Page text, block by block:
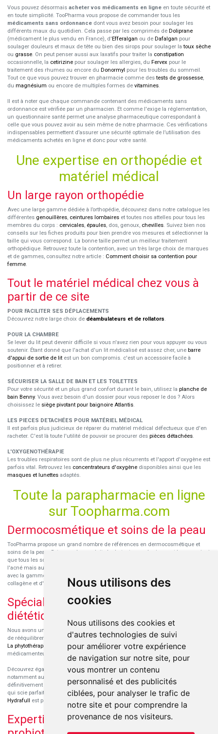
Nous utilisons des
cookies
Nous utilisons des cookies et
d'autres technologies de suivi
pour améliorer votre expérience
de navigation sur notre site, pour
vous montrer un contenu
personnalisé et des publicités
ciblées, pour analyser le trafic de
notre site et pour comprendre la
provenance de nos visiteurs.
Vous pouvez désormais acheter vos médicaments en ligne en toute sécurité et
en toute simplicité. TooPharma vous propose de commander tous les
médicaments sans ordonnance dont vous avez besoin pour soulager les
différents maux du quotidien. Cela passe par les comprimés de Doliprane
(médicament le plus vendu en France), d'Efferalgan ou de Dafalgan pour
soulager douleurs et maux de tête ou bien des sirops pour soulager latoux sèche
ou grasse. On peut penser aussi aux laxatifs pour traiter la constipation
occasionnelle, la cetirizine pour soulager les allergies, du Fervex pour le
traitement des rhumes ou encore du Donormyl pour les troubles du sommeil.
Tout ce que vous pouvez trouver en pharmacie comme destests de grossesse,
du magnésium ou encore de multiples formes de vitamines.
Il est à noter que chaque commande contenant des médicaments sans
ordonnance est vérifiée par un pharmacien. Et comme l'exige la réglementation,
un questionnaire santé permet une analyse pharmaceutique correspondant à
celle que vous pouvez avoir au sein même de notre pharmacie. Ces vérifications
indispensables permettent d’assurer une sécurité optimale de l’utilisation des
médicaments achetés en ligne et donc pour votre santé.
Une expertise en orthopédie et
matériel médical
Un large rayon orthopédie
Avec une large gamme dédiée à l’orthopédie, découvrez dans notre catalogue les
différentes genouillères, ceintures lombaires et toutes nos attelles pour tous les
membres du corps : cervicales, épaules, dos, genoux, chevilles. Suivez bien nos
conseils sur les fiches produits pour bien prendre vos mesures et sélectionner la
taille qui vous correspond. La bonne taille permet un meilleur traitement
orthopédique. Retrouvez toute la contention, avec un très large choix de marques
et de gammes, consultez notre article : Comment choisir sa contention pour
femme.
Tout le matériel médical chez vous à
partir de ce site
POUR FACILITER SES DÉPLACEMENTS
Découvrez notre large choix de déambulateurs et de rollators.
POUR LA CHAMBRE
Se lever du lit peut devenir difficile si vous n'avez rien pour vous appuyer ou vous
soutenir. Étant donné que l'achat d'un lit médicalisé est assez cher, une barre
d'appui de sortie de lit est un bon compromis. c'est un accessoire facile à
positionner et à retirer.
SÉCURISER LA SALLE DE BAIN ET LES TOILETTES
Pour votre sécurité et un plus grand confort durant le bain, utilisez la planche de
bain Benny. Vous avez besoin d'un dossier pour vous reposer le dos ? Alors
choisissez le siège pivotant pour baignoire Atlantis.
LES PIECES DETACHÉES POUR MATÉRIEL MÉDICAL
Il est parfois plus judicieux de réparer du matériel médical défectueux que d'en
racheter. C'est là toute l'utilité de pouvoir se procurer des pièces détachées.
L'OXYGENOTHÉRAPIE
Les troubles respiratoires sont de plus ne plus récurrents et l'apport d'oxygène est
parfois vital. Retrouvez les concentrateurs d'oxygène disponibles ainsi que les
masques et lunettes adaptés.
Toute la parapharmacie en ligne
sur Toopharma.com
Dermocosmétique et soins de la peau
TooPharma propose un grand nombre de références en dermocosmétique et
soins de la peau. Retrouvez les produits hydratants pour le visage et le corps ainsi
que tous les soins pour peaux sensibles ou à tendance atopique, les soins pour
l'acné mais aussi des démaquillants. Découvrez nos nouvelles références SVR
avec la gamme anti-âge pour les peaux encore jeunes
collagène et d'acide hyaluronique.
Spécialisation en micronutrition et
diététique
Nous avons un engouement particulier pour la micronutrition qui permet souvent
de rééquilibrer des carences ou d'améliorer des troubles métaboliques mineurs.
La phytothérapie
l'aromathérapiesont souvent complémentaires de traitements
médicamenteux lorsqu'ils sont bien conseillés.
Découvrez également les protéines et les produits de nutrition sportive,
notamment au sein de la gamme française
Eric Favre
. Cette gamme est
définitivement axée sur le choix qualitatif des ingrédients et sur une formulation
qui scie parfaitement aux besoins de chaque sportif. La gamme hydratation
Hydrafull est pensée pour une hydratation maximale.
Expertise dans le domaine des